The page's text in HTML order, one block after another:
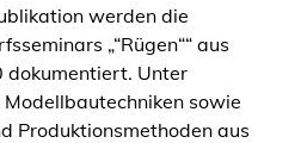
werden die
„“Rügen““ aus
dokumentiert. Unter
sowie
Produktionsmethoden aus